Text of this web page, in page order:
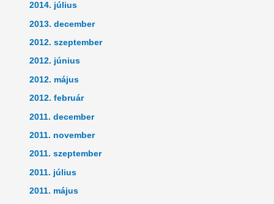
2014. július
2013. december
2012. szeptember
2012. június
2012. május
2012. február
2011. december
2011. november
2011. szeptember
2011. július
2011. május